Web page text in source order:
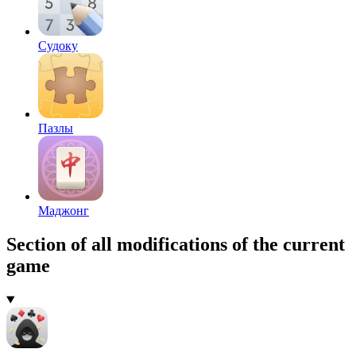
Судоку
Пазлы
Маджонг
Section of all modifications of the current
game